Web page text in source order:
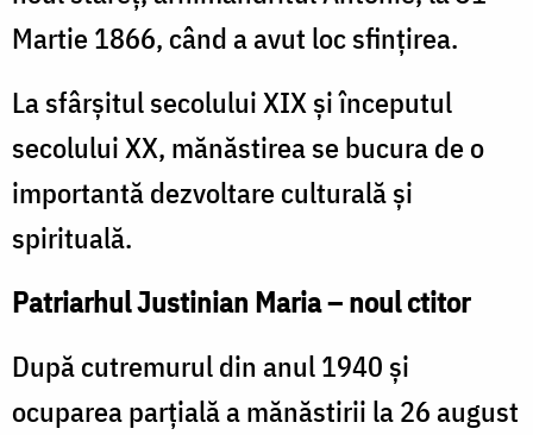
Martie 1866, când a avut loc sfinţirea.
La sfârșitul secolului XIX și începutul
secolului XX, mănăstirea se bucura de o
importantă dezvoltare culturală şi
spirituală.
Patriarhul Justinian Maria – noul ctitor
După cutremurul din anul 1940 şi
ocuparea parţială a mănăstirii la 26 august